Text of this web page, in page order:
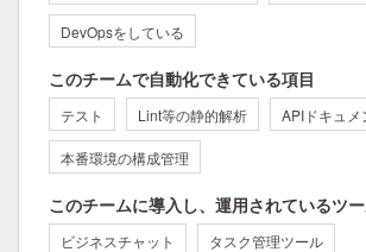
DevOpsをしている
このチームで自動化できている項目
テスト Lint等の静的解析 APIドキュ
本番環境の構成管理
このチームに導入し、運用されているツ
ビジネスチャット タスク管理ツール